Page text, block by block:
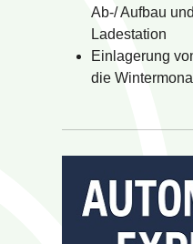
Ab-/ Aufbau
Ladestation
Einlagerung
die